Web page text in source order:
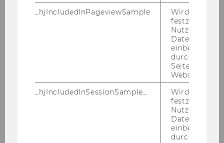
CON­TROL­LER IN­STI­TUT | An­
kün­di­gung NPO-​Kongress
_hjIncludedInPageviewSample
Wird gesetzt,
festzustellen,
Nutzer in die
einbezogen
durch das
Website
_hjIncludedInSessionSample_
Wird gesetzt,
festzustellen,
Nutzer in die
einbezogen
durch das